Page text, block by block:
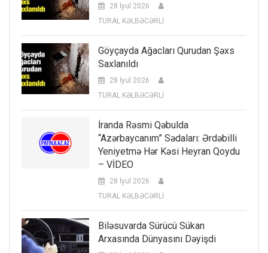
28 İyul 2026
TURAL KƏLBƏCƏRLİ
Göyçayda Ağacları Qurudan Şəxs
Saxlanıldı
28 İyul 2026
TURAL KƏLBƏCƏRLİ
İranda Rəsmi Qəbulda
“Azərbaycanım” Sədaları: Ərdəbilli
Yeniyetmə Hər Kəsi Heyran Qoydu
– VİDEO
28 İyul 2026
TURAL KƏLBƏCƏRLİ
Biləsuvarda Sürücü Sükan
Arxasında Dünyasını Dəyişdi